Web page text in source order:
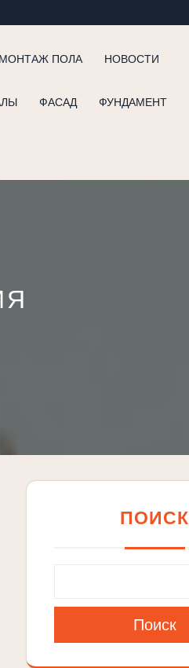
МОНТАЖ ПОЛА НОВОСТИ
ФАСАД ФУНДАМЕНТ
ПОИСК
Поиск